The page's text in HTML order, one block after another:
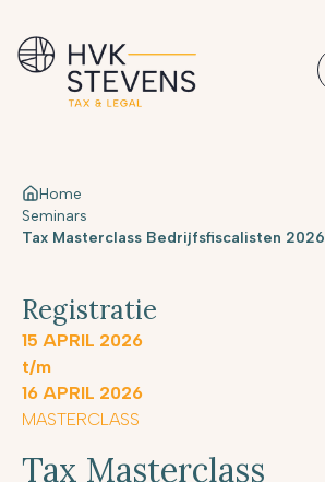
Home
Seminars
Tax Masterclass Bedrijfsfiscalisten 2026
Registratie
15 APRIL 2026
t/m
16 APRIL 2026
MASTERCLASS
Tax Masterclass